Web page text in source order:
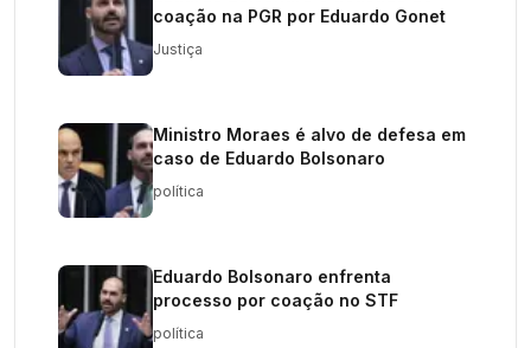
coação na PGR por Eduardo Gonet
Justiça
Ministro Moraes é alvo de defesa em
caso de Eduardo Bolsonaro
política
Eduardo Bolsonaro enfrenta
processo por coação no STF
política